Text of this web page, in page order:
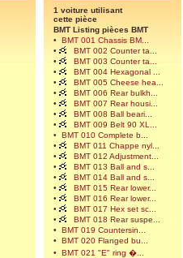
1 voiture utilisant
cette pièce
BMT Listing pièces BMT
•
BMT 001 Chassis BM...
•
BMT 002 Counter ta...
•
BMT 003 Counter ta...
•
BMT 004 Hexagonal ...
•
BMT 005 Cheese hea...
•
BMT 006 Rear bulkh...
•
BMT 007 Rear housi...
•
BMT 008 Ball beari...
•
BMT 009 Belt 90 XL...
•
BMT 010 Complete b...
•
BMT 011 Chappe nyl...
•
BMT 012 Adjustment...
•
BMT 013 Ball and s...
•
BMT 014 Ball and s...
•
BMT 015 Rear lower...
•
BMT 016 Rear lower...
•
BMT 017 Hex set sc...
•
BMT 018 Rear suspe...
•
BMT 019 Countersin...
•
BMT 020 Flanged bu...
•
BMT 021 "E" ring �...